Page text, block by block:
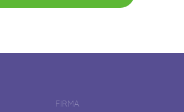
FIRMA